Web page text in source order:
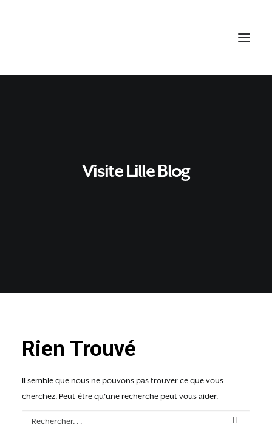
Visite Lille Blog
Rien Trouvé
Il semble que nous ne pouvons pas trouver ce que vous
cherchez. Peut-être qu'une recherche peut vous aider.